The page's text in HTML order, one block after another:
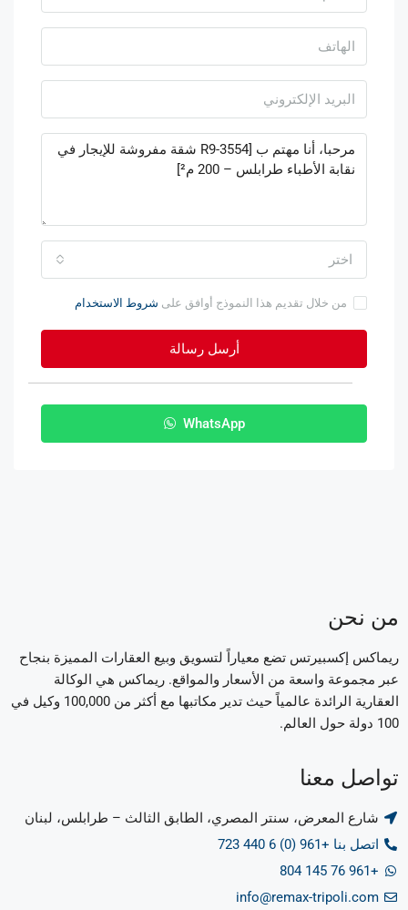
اختر
من خلال تقديم هذا النموذج أوافق على شروط الاستخدام
أرسل رسالة
WhatsApp
من نحن
ريماكس إكسبيرتس تضع معياراً لتسويق وبيع العقارات المميزة بنجاح
عبر مجموعة واسعة من الأسعار والمواقع. ريماكس هي الوكالة
العقارية الرائدة عالمياً حيث تدير مكاتبها مع أكثر من 100,000 وكيل في
100 دولة حول العالم.
تواصل معنا
شارع المعرض، سنتر المصري، الطابق الثالث – طرابلس، لبنان
اتصل بنا +961 (0) 6 440 723
+961 76 145 804
info@remax-tripoli.com